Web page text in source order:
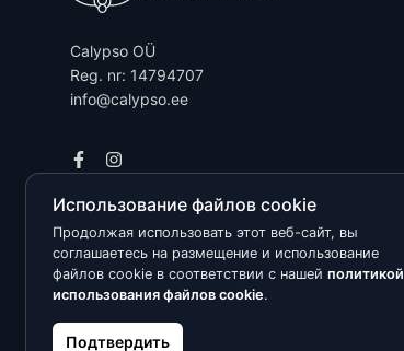
Calypso OÜ
Reg. nr: 14794707
info@calypso.ee
Использование файлов cookie
Продолжая использовать этот веб-сайт, вы
соглашаетесь на размещение и использование
файлов cookie в соответствии с нашей политикой
использования файлов cookie.
Подтвердить